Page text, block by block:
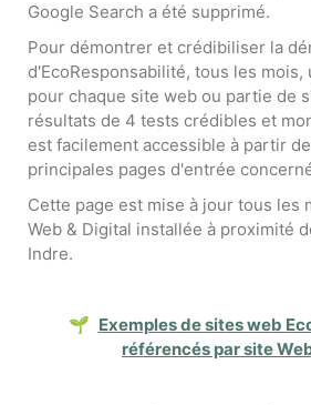
Google Search a été supprimé.
Pour démontrer et crédibiliser la
d'EcoResponsabilité, tous les mois,
pour chaque site web ou partie de
résultats de 4 tests crédibles et
est facilement accessible à partir
principales pages d'entrée
Cette page est mise à jour tous les
Web & Digital installée à proximité
Indre.
🌱 Exemples de sites web
référencés par site